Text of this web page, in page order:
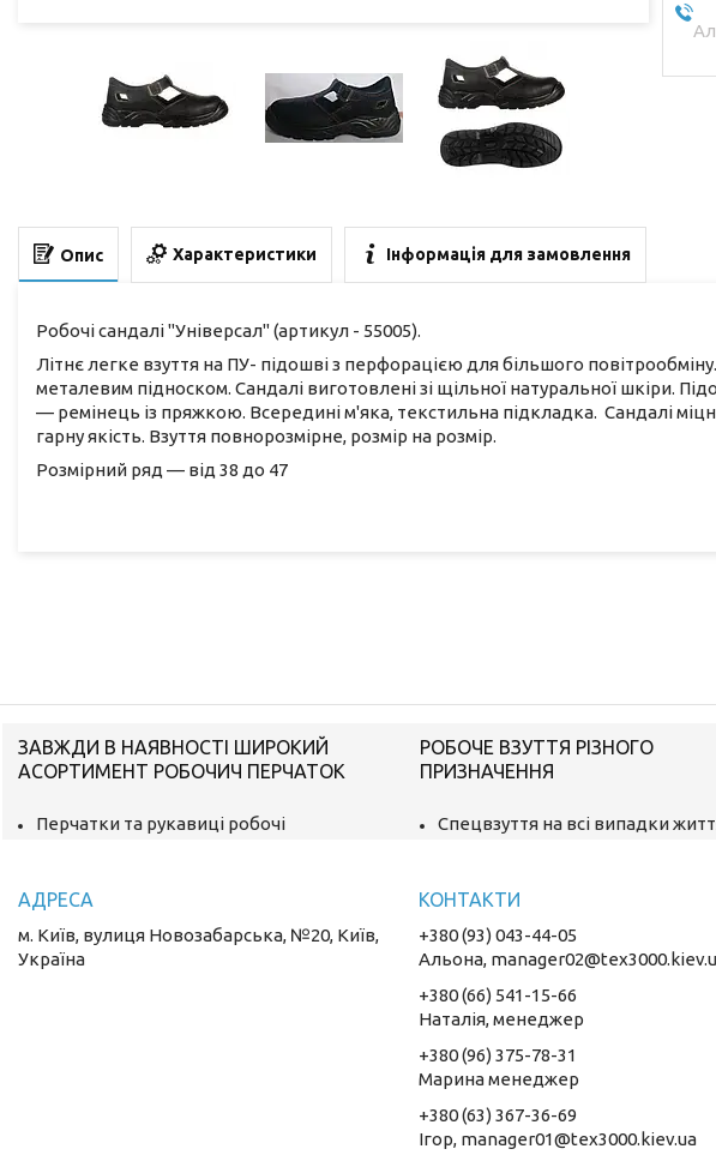
Опис Характеристики Інформація для замовлення
Робочі сандалі "Універсал" (артикул - 55005).
Літнє легке взуття на ПУ- підошві з перфорацією для більшого повітрообміну.
металевим підноском. Сандалі виготовлені зі щільної натуральної шкіри.
— ремінець із пряжкою. Всередині м'яка, текстильна підкладка. Сандалі
гарну якість. Взуття повнорозмірне, розмір на розмір.
Розмірний ряд — від 38 до 47
ЗАВЖДИ В НАЯВНОСТІ ШИРОКИЙ
АСОРТИМЕНТ РОБОЧИЧ ПЕРЧАТОК
Перчатки та рукавиці робочі
РОБОЧЕ ВЗУТТЯ РІЗНОГО
ПРИЗНАЧЕННЯ
Спецвзуття на всі випадки
м. Київ, вулиця Новозабарська, №20, Київ,
Україна
+380 (93) 043-44-05
Альона,
+380 (66) 541-15-66
Наталія, менеджер
+380 (96) 375-78-31
Марина менеджер
+380 (63) 367-36-69
Ігор, manager01@tex3000.kiev.ua